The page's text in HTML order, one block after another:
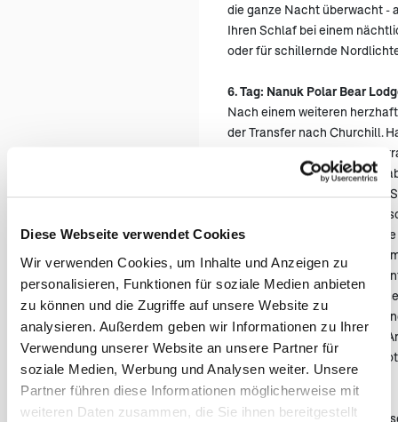
Diese Webseite verwendet Cookies
Wir verwenden Cookies, um Inhalte und Anzeigen zu
personalisieren, Funktionen für soziale Medien anbieten
zu können und die Zugriffe auf unsere Website zu
analysieren. Außerdem geben wir Informationen zu Ihrer
Verwendung unserer Website an unsere Partner für
soziale Medien, Werbung und Analysen weiter. Unsere
Partner führen diese Informationen möglicherweise mit
weiteren Daten zusammen, die Sie ihnen bereitgestellt
die ganze Nacht überwacht -
Ihren Schlaf bei einem
oder für schillernde
6. Tag: Nanuk Polar Bear
Nach einem weiteren
der Transfer nach Churchill.
Rückflug bereit, da Sie
großartige Luftaufnahmen
Churchill wird Ihr Gepäck für
Sie den Rest des Tages
können: Lokale Orte wie
Churchill, das Itsantiq
als Eisbärengefängnis
Ausstellung sind besonders
gemeinsamen Abendessen
nach Winnipeg statt. Bei der
und gehen zum The Grand
7. Tag: Winnipeg Abreise
Mit unvergesslichen